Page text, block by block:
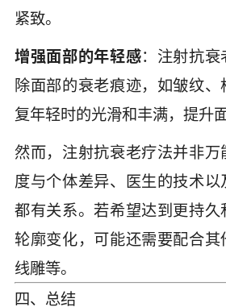
紧致。
增强面部的年轻感：注射抗
除面部的衰老痕迹，如皱纹
复年轻时的光滑和丰满，提升
然而，注射抗衰老疗法并非万
度与个体差异、医生的技术
都有关系。若希望达到更持
轮廓变化，可能还需要配合其
线雕等。
四、总结